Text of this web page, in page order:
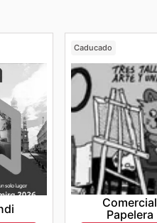
Caducado
Comercial
Papelera